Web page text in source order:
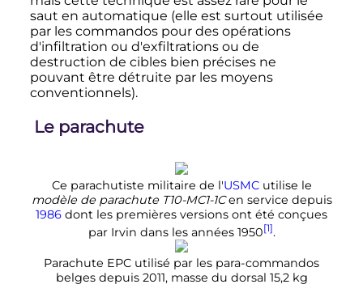
saut en automatique (elle est surtout utilisée
par les commandos pour des opérations
d'infiltration ou d'exfiltrations ou de
destruction de cibles bien précises ne
pouvant être détruite par les moyens
conventionnels).
Le parachute
Ce parachutiste militaire de l'USMCutilise le
modèle de parachute T10-MC1-1Cen service depuis
1986 dont les premières versions ont été conçues
par Irvin dans les années 1950[1].
Parachute EPC utilisé par les para-commandos
belges depuis 2011, masse du dorsal 15,2 kg